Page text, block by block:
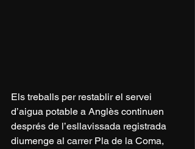
Els treballs per restablir el servei
d’aigua potable a Anglès continuen
després de l’esllavissada registrada
diumenge al carrer Pla de la Coma,